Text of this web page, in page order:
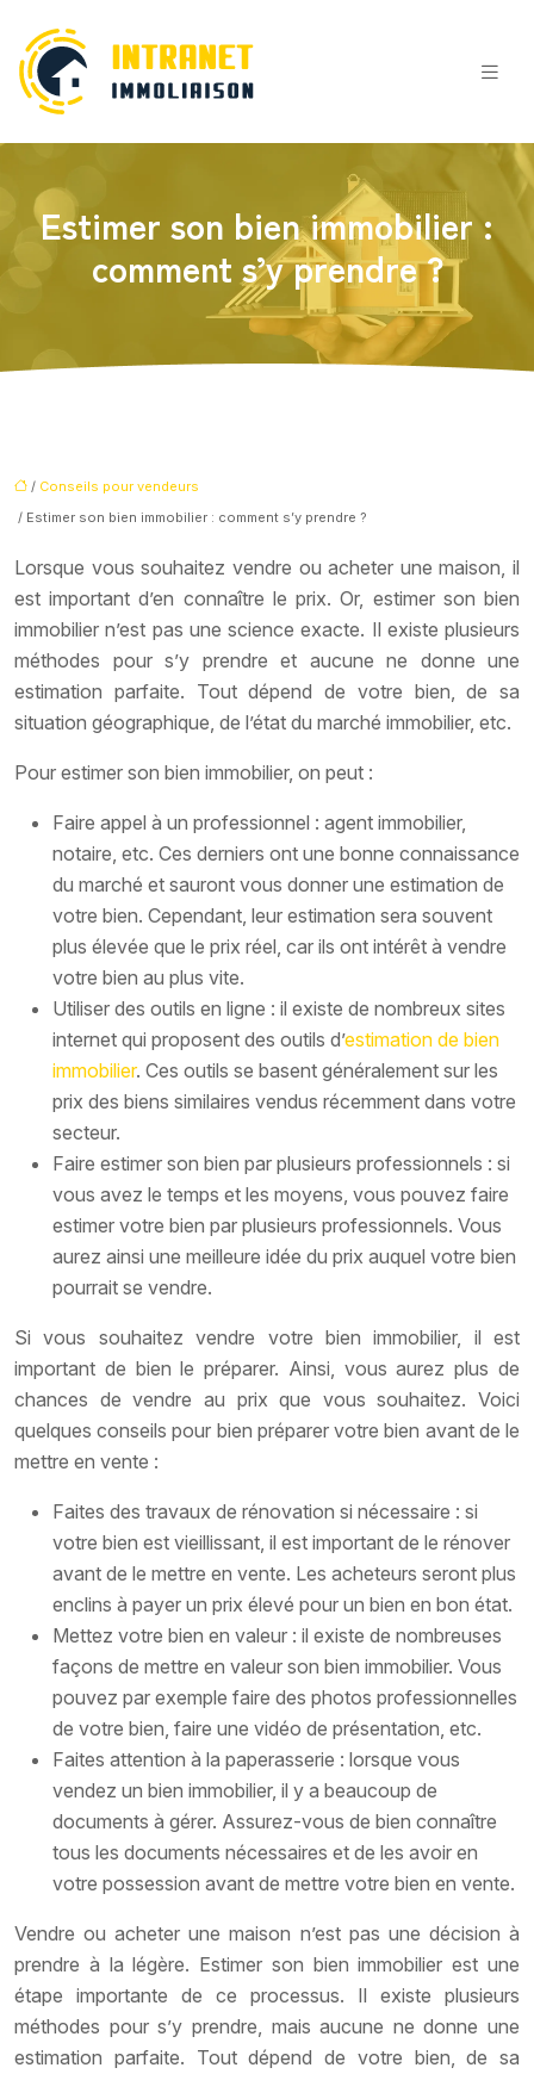
Estimer son bien immobilier :
comment s’y prendre ?
/ Conseils pour vendeurs
/ Estimer son bien immobilier : comment s’y prendre ?
Lorsque vous souhaitez vendre ou acheter une maison, il
est important d’en connaître le prix. Or, estimer son bien
immobilier n’est pas une science exacte. Il existe plusieurs
méthodes pour s’y prendre et aucune ne donne une
estimation parfaite. Tout dépend de votre bien, de sa
situation géographique, de l’état du marché immobilier, etc.
Pour estimer son bien immobilier, on peut :
Faire appel à un professionnel : agent immobilier,
notaire, etc. Ces derniers ont une bonne connaissance
du marché et sauront vous donner une estimation de
votre bien. Cependant, leur estimation sera souvent
plus élevée que le prix réel, car ils ont intérêt à vendre
votre bien au plus vite.
Utiliser des outils en ligne : il existe de nombreux sites
internet qui proposent des outils d’estimation de bien
immobilier. Ces outils se basent généralement sur les
prix des biens similaires vendus récemment dans votre
secteur.
Faire estimer son bien par plusieurs professionnels : si
vous avez le temps et les moyens, vous pouvez faire
estimer votre bien par plusieurs professionnels. Vous
aurez ainsi une meilleure idée du prix auquel votre bien
pourrait se vendre.
Si vous souhaitez vendre votre bien immobilier, il est
important de bien le préparer. Ainsi, vous aurez plus de
chances de vendre au prix que vous souhaitez. Voici
quelques conseils pour bien préparer votre bien avant de le
mettre en vente :
Faites des travaux de rénovation si nécessaire : si
votre bien est vieillissant, il est important de le rénover
avant de le mettre en vente. Les acheteurs seront plus
enclins à payer un prix élevé pour un bien en bon état.
Mettez votre bien en valeur : il existe de nombreuses
façons de mettre en valeur son bien immobilier. Vous
pouvez par exemple faire des photos professionnelles
de votre bien, faire une vidéo de présentation, etc.
Faites attention à la paperasserie : lorsque vous
vendez un bien immobilier, il y a beaucoup de
documents à gérer. Assurez-vous de bien connaître
tous les documents nécessaires et de les avoir en
votre possession avant de mettre votre bien en vente.
Vendre ou acheter une maison n’est pas une décision à
prendre à la légère. Estimer son bien immobilier est une
étape importante de ce processus. Il existe plusieurs
méthodes pour s’y prendre, mais aucune ne donne une
estimation parfaite. Tout dépend de votre bien, de sa